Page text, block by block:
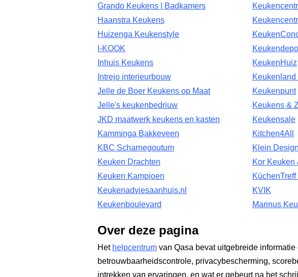
Grando Keukens | Badkamers
Haanstra Keukens
Huizenga Keukenstyle
I-KOOK
Inhuis Keukens
Intrejo interieurbouw
Jelle de Boer Keukens op Maat
Jelle's keukenbedriuw
JKD maatwerk keukens en kasten
Kamminga Bakkeveen
KBC Scharnegoutum
Keuken Drachten
Keuken Kampioen
Keukenadviesaanhuis.nl
Keukenboulevard
KeukenHuiz
Keukenpunt
Keukens &
Keukensale
Kitchen4All
Klein Design
Kor Keuken
KVIK
Marinus
Over deze pagina
Het helpcentrum van Qasa bevat uitgebreide informatie
betrouwbaarheidscontrole, privacybescherming,
intrekken van ervaringen, en wat er gebeurt na het